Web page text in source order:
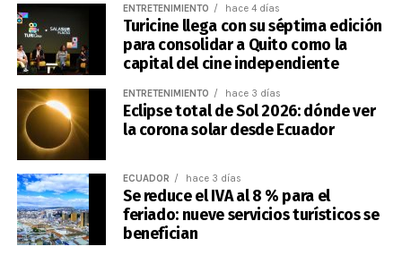
ENTRETENIMIENTO hace 4 días
Turicine llega con su séptima edición
para consolidar a Quito como la
capital del cine independiente
ENTRETENIMIENTO hace 3 días
Eclipse total de Sol 2026: dónde ver
la corona solar desde Ecuador
ECUADOR hace 3 días
Se reduce el IVA al 8 % para el
feriado: nueve servicios turísticos se
benefician